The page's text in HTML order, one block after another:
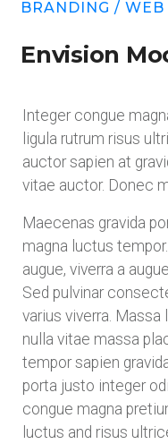
BRANDING / WEB
Envision
Integer congue
ligula rutrum risus
auctor sapien at
vitae auctor. Donec
Maecenas gravida
magna luctus
augue, viverra a
Sed pulvinar
varius viverra.
nulla vitae massa
tempor sapien
porta justo integer
congue magna
luctus and risus